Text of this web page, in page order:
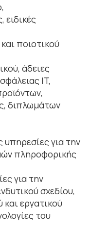
ειδικές
ποιοτικού
άδειες
IT,
διπλωμάτων
υπηρεσίες για την
πληροφορικής
για την
σχεδίου,
εργατικού
του